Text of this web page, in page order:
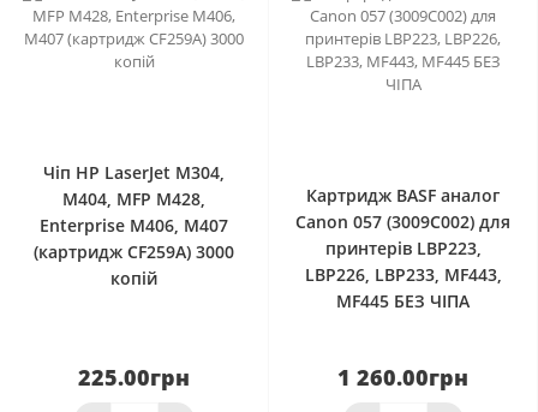
Чіп HP LaserJet M304,
M404, MFP M428,
Enterprise M406, M407
(картридж CF259A) 3000
копiй
225.00грн
Картридж BASF аналог
Canon 057 (3009C002) для
принтерів LBP223,
LBP226, LBP233, MF443,
MF445 БЕЗ ЧІПА
1 260.00грн